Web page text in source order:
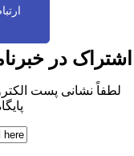
در
لطفاً نشانی پست